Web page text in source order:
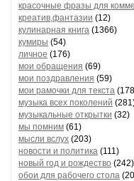
красочные фразы для
креатив,фантазии (12)
кулинарная книга (1366)
кумиры (54)
личное (176)
мои обращения (69)
мои поздравления (59)
мои рамочки для текста
музыка всех поколений
музыкальные открытки (32)
мы помним (61)
мысли вслух (203)
новости и политика (111)
новый год и рождество (242)
обои для рабочего стола